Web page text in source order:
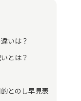
いは？
とは？
とのし早見表